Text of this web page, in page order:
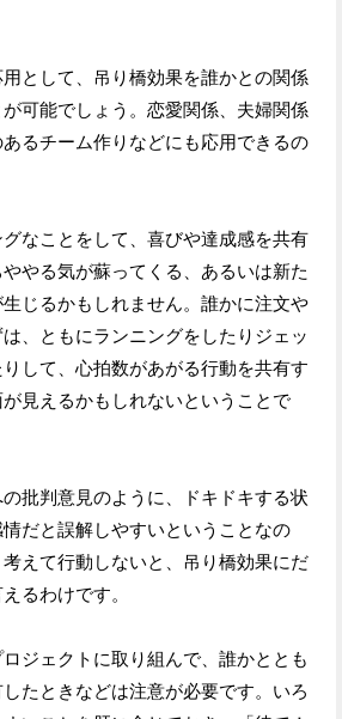
として、吊り橋効果を誰かとの関係
可能でしょう。恋愛関係、夫婦関係
るチーム作りなどにも応用できるの
なことをして、喜びや達成感を共有
やる気が蘇ってくる、あるいは新た
じるかもしれません。誰かに注文や
、ともにランニングをしたりジェッ
して、心拍数があがる行動を共有す
見えるかもしれないということで
批判意見のように、ドキドキする状
だと誤解しやすいということなの
えて行動しないと、吊り橋効果にだ
るわけです。
ジェクトに取り組んで、誰かととも
たときなどは注意が必要です。いろ